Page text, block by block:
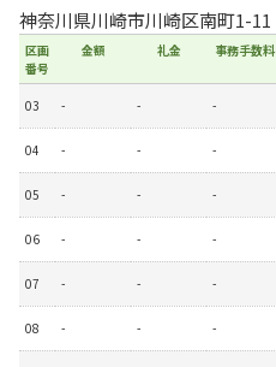
神奈川県川崎市川崎区南町1-11
区画
番号
金額 礼金 事務手数料
03 - - -
04 - - -
05 - - -
06 - - -
07 - - -
08 - - -